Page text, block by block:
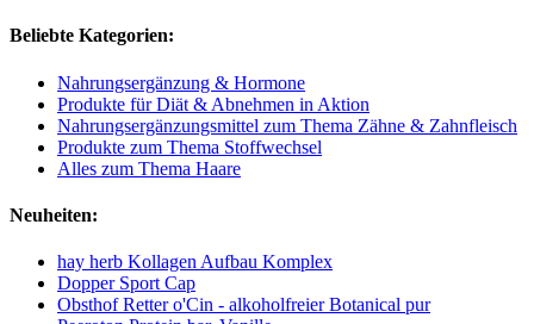
Beliebte Kategorien:
Nahrungsergänzung & Hormone
Produkte für Diät & Abnehmen in Aktion
Nahrungsergänzungsmittel zum Thema Zähne & Zahnfleisch
Produkte zum Thema Stoffwechsel
Alles zum Thema Haare
Neuheiten:
hay herb Kollagen Aufbau Komplex
Dopper Sport Cap
Obsthof Retter o'Cin - alkoholfreier Botanical pur